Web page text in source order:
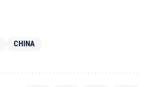
CHINA